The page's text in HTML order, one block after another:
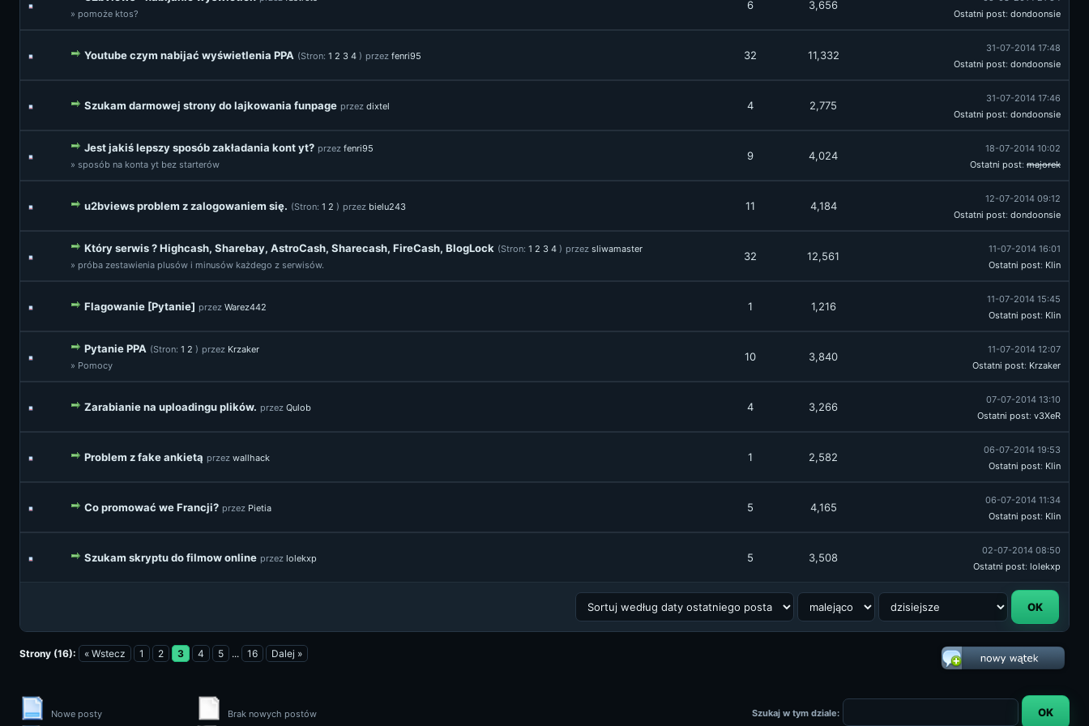
» pomoże ktos?
6 3,656
Ostatni post: dondoonsie
Youtube czym nabijać wyświetlenia PPA (Stron: 1 2 3 4 ) przez fenri95 32 11,332
31-07-2014 17:48
Ostatni post: dondoonsie
Szukam darmowej strony do lajkowania funpage przez dixtel 4 2,775
31-07-2014 17:46
Ostatni post: dondoonsie
Jest jakiś lepszy sposób zakładania kont yt? przez fenri95
» sposób na konta yt bez starterów
9 4,024
18-07-2014 10:02
Ostatni post: majorek
u2bviews problem z zalogowaniem się. (Stron: 1 2 ) przez bielu243 11 4,184
12-07-2014 09:12
Ostatni post: dondoonsie
Który serwis ? Highcash, Sharebay, AstroCash, Sharecash, FireCash, BlogLock (Stron: 1 2 3 4 ) przez sliwamaster
» próba zestawienia plusów i minusów każdego z serwisów.
32 12,561
11-07-2014 16:01
Ostatni post: Klin
Flagowanie [Pytanie] przez Warez442 1 1,216
11-07-2014 15:45
Ostatni post: Klin
Pytanie PPA (Stron: 1 2 ) przez Krzaker
» Pomocy
10 3,840
11-07-2014 12:07
Ostatni post: Krzaker
Zarabianie na uploadingu plików. przez Qulob 4 3,266
07-07-2014 13:10
Ostatni post: v3XeR
Problem z fake ankietą przez wallhack 1 2,582
06-07-2014 19:53
Ostatni post: Klin
Co promować we Francji? przez Pietia 5 4,165
06-07-2014 11:34
Ostatni post: Klin
Szukam skryptu do filmow online przez lolekxp 5 3,508
02-07-2014 08:50
Ostatni post: lolekxp
Strony (16): « Wstecz 1 2 3 4 5 ... 16 Dalej »
Nowe posty Brak nowych postów Szukaj w tym dziale: